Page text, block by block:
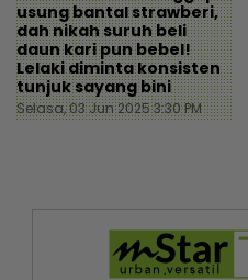
usung bantal strawberi,
dah nikah suruh beli
daun kari pun bebel!
Lelaki diminta konsisten
tunjuk sayang bini
Selasa, 03 Jun 2025 3:30 PM